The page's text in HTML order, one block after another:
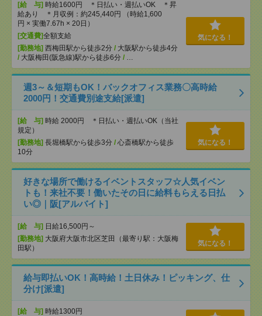
[給 与] 時給1600円 ＊日払い・週払いOK ＊昇
給あり ＊月収例：約245,440円 （時給1,600
円 × 実働7.67h × 20日）
[交通費]全額支給
[勤務地] 西梅田駅から徒歩2分 / 大阪駅から徒歩4分
/ 大阪梅田(阪急線)駅から徒歩6分 / …
気になる！
週3～＆短期もOK！バックオフィス業務〇高時給
2000円！交通費別途支給[派遣]
[給 与] 時給 2000円 ＊日払い・週払いOK（当社
規定）
[勤務地] 長堀橋駅から徒歩3分 / 心斎橋駅から徒歩
10分
気になる！
好きな場所で働けるイベントスタッフ☆人気イベン
トも！来社不要！働いたその日に給料もらえる日払
い◎｜阪[アルバイト]
[給 与] 日給16,500円～
[勤務地] 大阪府大阪市北区芝田（最寄り駅：大阪梅
田駅）
気になる！
給与即払いOK！高時給！土日休み！ピッキング、仕
分け[派遣]
[給 与] 時給1300円